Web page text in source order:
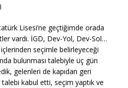
Lisesi’ne geçtiğimde orada
vardı. İGD, Dev-Yol, Dev-Sol…
seçimle belirleyeceği
bulunması talebiyle üç gün
gelenleri de kapıdan geri
kabul etti, seçim yaptık ve